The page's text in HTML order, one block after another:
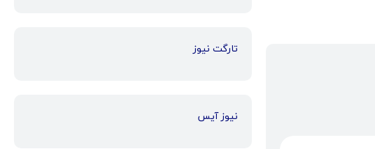
تارگت نیوز
نیوز آیس